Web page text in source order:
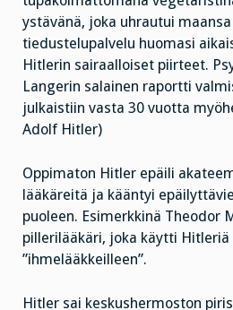
ystävänä, joka uhrautui maansa
tiedustelupalvelu huomasi
Hitlerin sairaalloiset piirteet.
Langerin salainen raportti
julkaistiin vasta 30 vuotta
Adolf Hitler)
Oppimaton Hitler epäili
lääkäreitä ja kääntyi
puoleen. Esimerkkinä Theodor
pillerilääkäri, joka käytti Hitleriä
”ihmelääkkeilleen”.
Hitler sai keskushermoston